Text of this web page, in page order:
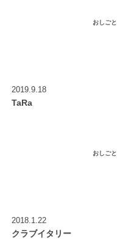
おしごと
2019.9.18
TaRa
おしごと
2018.1.22
クラブイタリー